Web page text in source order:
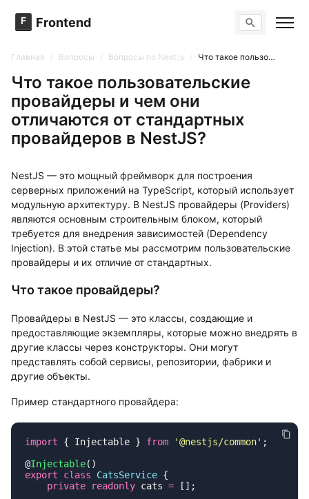
F Frontend Поиск по сайту
Тренажер вопросов
Тесты
Задачи
Главная Вопросы Вопросы по Nest.js Что такое пользовательские провайдеры и чем они отличаются от стандартных провайдеров в NestJS?
Что такое пользовательские
провайдеры и чем они
отличаются от стандартных
провайдеров в NestJS?
NestJS — это мощный фреймворк для построения
серверных приложений на TypeScript, который использует
модульную архитектуру. В NestJS провайдеры (Providers)
являются основным строительным блоком, который
требуется для внедрения зависимостей (Dependency
Injection). В этой статье мы рассмотрим пользовательские
провайдеры и их отличие от стандартных.
Что такое провайдеры?
Провайдеры в NestJS — это классы, создающие и
предоставляющие экземпляры, которые можно внедрять в
другие классы через конструкторы. Они могут
представлять собой сервисы, репозитории, фабрики и
другие объекты.
Пример стандартного провайдера:
import { Injectable } from '@nestjs/common'
@Injectable
export class CatsService
    private
readonly cats =